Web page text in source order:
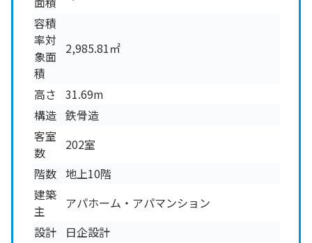
容積
率対
象面
積
2,985.81㎡
高さ
31.69m
構造 鉄骨造
客室
数
202室
階数 地上10階
建築
主
アパホーム・アパマンション
設計
日企設計